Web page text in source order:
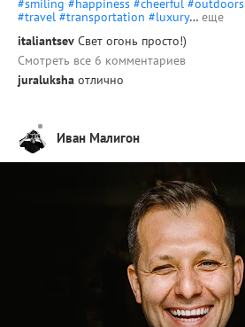
#smiling #happiness #cheerful #outdoors
#travel #transportation #luxury… еще
italiantsev Свет огонь просто!)
Смотреть все 6 комментариев
juraluksha отлично
Иван Малигон